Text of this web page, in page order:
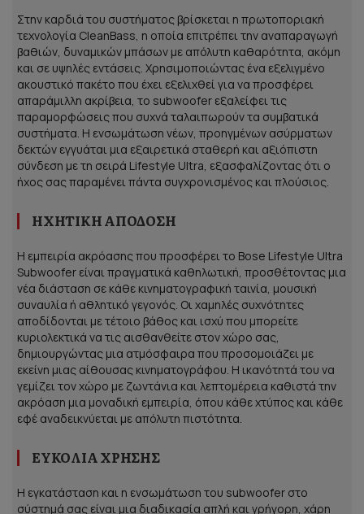
Στην καρδιά του συστήματος βρίσκεται η πρωτοποριακή
τεχνολογία CleanBass, η οποία επιτρέπει την αναπαραγωγή
βαθιών, δυναμικών μπάσων με απόλυτη καθαρότητα, ακόμη
και σε υψηλές εντάσεις. Χρησιμοποιώντας ένα εξελιγμένο
ακουστικό πακέτο που έχει εξελιχθεί για να προσφέρει
απαράμιλλη ακρίβεια, το subwoofer εξαλείφει τις
παραμορφώσεις που συχνά ταλαιπωρούν τα συμβατικά
συστήματα. Η ενσωμάτωση νέων, προηγμένων ασύρματων
δεκτών εγγυάται μια εξαιρετικά σταθερή και αξιόπιστη
σύνδεση με τη σειρά Lifestyle Ultra, εξασφαλίζοντας ότι ο
ήχος σας παραμένει πάντα συγχρονισμένος και πλούσιος.
ΗΧΗΤΙΚΉ ΑΠΌΔΟΣΗ
Η εμπειρία ακρόασης που προσφέρει το Bose Lifestyle Ultra
Subwoofer είναι πραγματικά καθηλωτική, προσθέτοντας μια
νέα διάσταση σε κάθε κινηματογραφική ταινία, μουσική
συναυλία ή αθλητικό γεγονός. Οι χαμηλές συχνότητες
αποδίδονται με τέτοιο βάθος και ισχύ που μπορείτε
κυριολεκτικά να τις αισθανθείτε στον χώρο σας,
δημιουργώντας μια ατμόσφαιρα που προσομοιάζει με
εκείνη μιας αίθουσας κινηματογράφου. Η ικανότητά του να
γεμίζει τον χώρο με ζωντάνια και λεπτομέρεια καθιστά την
ακρόαση μια μοναδική εμπειρία, όπου κάθε χτύπος και κάθε
εφέ αναδεικνύεται με απόλυτη πιστότητα.
ΕΥΚΟΛΊΑ ΧΡΉΣΗΣ
Η εγκατάσταση και η ενσωμάτωση του subwoofer στο
σύστημά σας είναι μια διαδικασία απλή και γρήγορη, χάρη